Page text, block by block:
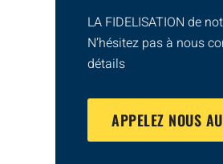
LA FIDELISATION de
N’hésitez pas à nous
détails
APPELEZ NOUS AU